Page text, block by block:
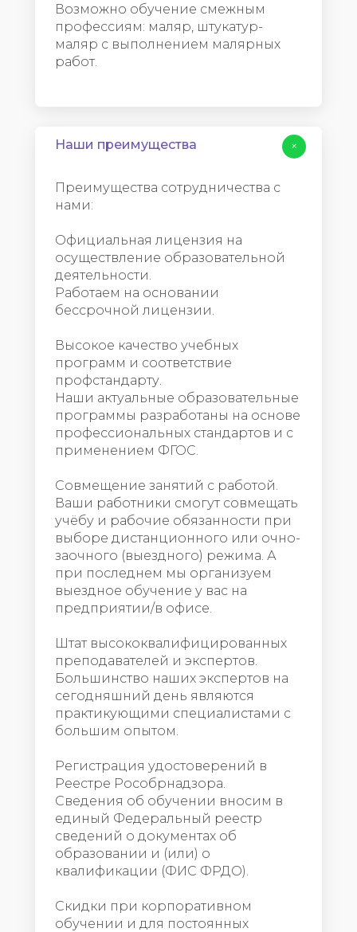
Возможно обучение смежным
профессиям: маляр, штукатур-
маляр с выполнением малярных
работ.
Наши преимущества
Преимущества сотрудничества с
нами:
Официальная лицензия на
осуществление образовательной
деятельности.
Работаем на основании
бессрочной лицензии.
Высокое качество учебных
программ и соответствие
профстандарту.
Наши актуальные образовательные
программы разработаны на основе
профессиональных стандартов и с
применением ФГОС.
Совмещение занятий с работой.
Ваши работники смогут совмещать
учёбу и рабочие обязанности при
выборе дистанционного или очно-
заочного (выездного) режима. А
при последнем мы организуем
выездное обучение у вас на
предприятии/в офисе.
Штат высококвалифицированных
преподавателей и экспертов.
Большинство наших экспертов на
сегодняшний день являются
практикующими специалистами с
большим опытом.
Регистрация удостоверений в
Реестре Рособрнадзора.
Сведения об обучении вносим в
единый Федеральный реестр
сведений о документах об
образовании и (или) о
квалификации (ФИС ФРДО).
Скидки при корпоративном
обучении и для постоянных
+